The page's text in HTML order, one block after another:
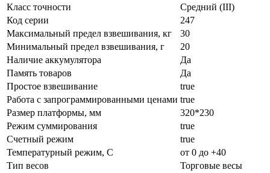
Класс точности
Средний (III)
Код серии
247
Максимальный предел взвешивания, кг
30
Минимальный предел взвешивания, г
20
Наличие аккумулятора
Да
Память товаров
Да
Простое взвешивание
true
Работа с запрограммированными ценами true
Размер платформы, мм
320*230
Режим суммирования
true
Счетный режим
true
Температурный режим, С
от 0 до +40
Тип весов
Торговые весы